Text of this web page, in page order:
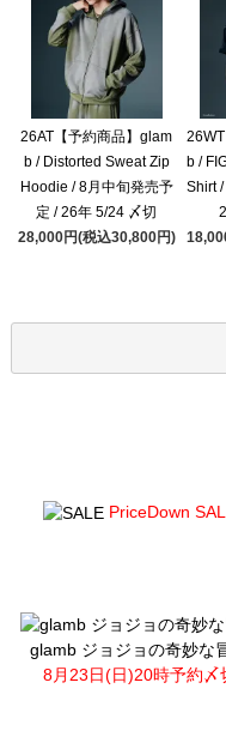
26AT【予約商品】glam
b / Distorted Sweat Zip
Hoodie / 8月中旬発売予
定 / 26年 5/24 〆切
28,000円(税込30,800円)
b /
Shirt
PriceDown
glamb ジョジョの奇妙な
8月23日(日)20時予約〆